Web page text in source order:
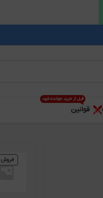
قوانین
قبل از خرید خوانده شود
فروش